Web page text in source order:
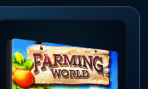
Farming World Steam Key